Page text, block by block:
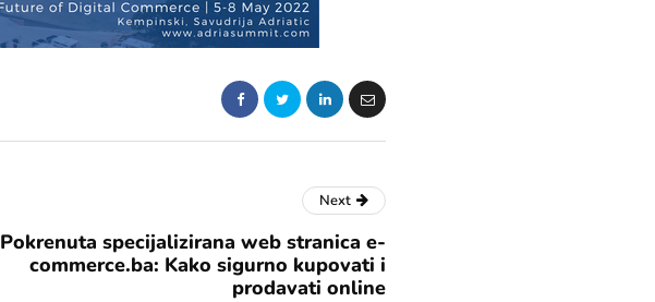
Next
Pokrenuta specijalizirana web stranica e-
commerce.ba: Kako sigurno kupovati i
prodavati online